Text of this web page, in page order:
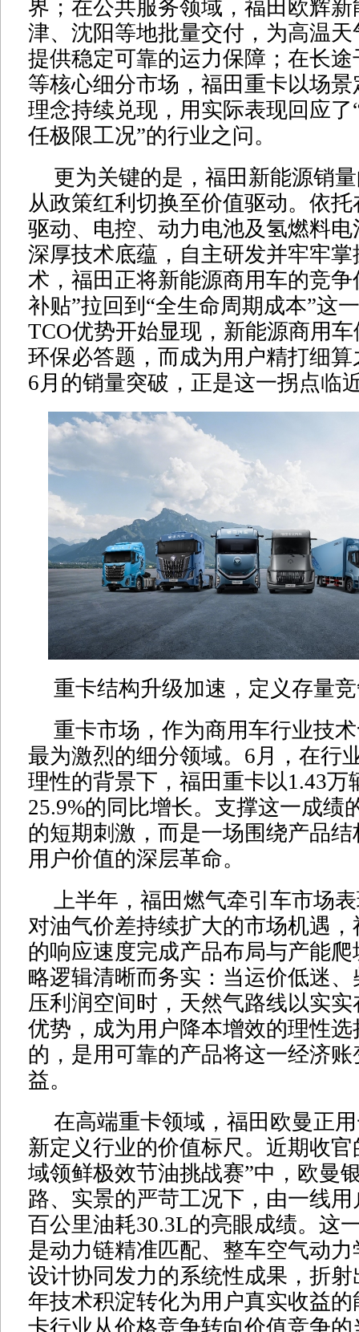
界；在公共服务领域，福田欧辉
津、沈阳等地批量交付，为高温
提供稳定可靠的运力保障；在长
等核心细分市场，福田重卡以场
理念持续兑现，用实际表现回应了
任极限工况”的行业之问。
更为关键的是，福田新能源销
从政策红利切换至价值驱动。依
驱动、电控、动力电池及氢燃料
深厚技术底蕴，自主研发并牢牢掌
术，福田正将新能源商用车的竞争
补贴”拉回到“全生命周期成本”这
TCO优势开始显现，新能源商用
环保必答题，而成为用户精打细
6月的销量突破，正是这一拐点临
重卡结构升级加速，定义存量
重卡市场，作为商用车行业技
最为激烈的细分领域。6月，在行
理性的背景下，福田重卡以1.43万
25.9%的同比增长。支撑这一成绩
的短期刺激，而是一场围绕产品
用户价值的深层革命。
上半年，福田燃气牵引车市场
对油气价差持续扩大的市场机遇
的响应速度完成产品布局与产能
略逻辑清晰而务实：当运价低迷
压利润空间时，天然气路线以实
优势，成为用户降本增效的理性
的，是用可靠的产品将这一经济
益。
在高端重卡领域，福田欧曼正
新定义行业的价值标尺。近期收官
域领鲜极效节油挑战赛”中，欧曼
路、实景的严苛工况下，由一线
百公里油耗30.3L的亮眼成绩。这
是动力链精准匹配、整车空气动
设计协同发力的系统性成果，折
年技术积淀转化为用户真实收益
卡行业从价格竞争转向价值竞争